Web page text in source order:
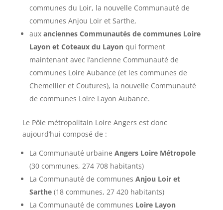
communes du Loir, la nouvelle Communauté de
communes Anjou Loir et Sarthe,
aux anciennes Communautés de communes Loire
Layon et Coteaux du Layonqui forment
maintenant avec l’ancienne Communauté de
communes Loire Aubance (et les communes de
Chemellier et Coutures), la nouvelle Communauté
de communes Loire Layon Aubance.
Le Pôle métropolitain Loire Angers est donc
aujourd’hui composé de :
La Communauté urbaine Angers Loire Métropole
(30 communes, 274 708 habitants)
La Communauté de communes Anjou Loir et
Sarthe(18 communes, 27 420 habitants)
La Communauté de communes Loire Layon